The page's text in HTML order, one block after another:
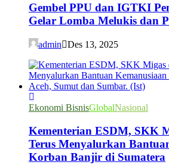
Gembel PPU dan IGTKI
Gelar Lomba Melukis dan
admin Des 13, 2025
Ekonomi BisnisGlobalNasional
Kementerian ESDM, SKK
Terus Menyalurkan
Korban Banjir di Sumatera